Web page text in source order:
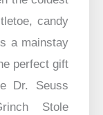
candy
a mainstay
perfect gift
Dr. Seuss
Stole